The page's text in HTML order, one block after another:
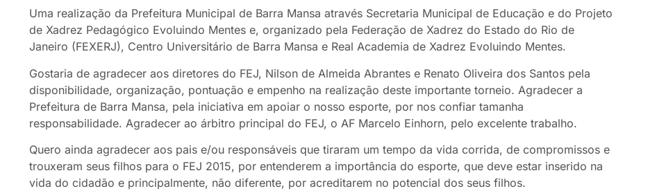
Uma realização da Prefeitura Municipal de Barra Mansa através Secretaria Municipal de Educação e do Projeto
de Xadrez Pedagógico Evoluindo Mentes e, organizado pela Federação de Xadrez do Estado do Rio de
Janeiro (FEXERJ), Centro Universitário de Barra Mansa e Real Academia de Xadrez Evoluindo Mentes.
Gostaria de agradecer aos diretores do FEJ, Nilson de Almeida Abrantes e Renato Oliveira dos Santos pela
disponibilidade, organização, pontuação e empenho na realização deste importante torneio. Agradecer a
Prefeitura de Barra Mansa, pela iniciativa em apoiar o nosso esporte, por nos confiar tamanha
responsabilidade. Agradecer ao árbitro principal do FEJ, o AF Marcelo Einhorn, pelo excelente trabalho.
Quero ainda agradecer aos pais e/ou responsáveis que tiraram um tempo da vida corrida, de compromissos e
trouxeram seus filhos para o FEJ 2015, por entenderem a importância do esporte, que deve estar inserido na
vida do cidadão e principalmente, não diferente, por acreditarem no potencial dos seus filhos.